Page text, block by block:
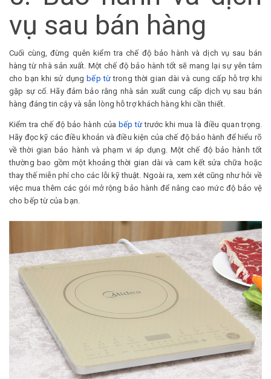
vụ sau bán hàng
Cuối cùng, đừng quên kiểm tra chế độ bảo hành và dịch vụ sau bán
hàng từ nhà sản xuất. Một chế độ bảo hành tốt sẽ mang lại sự yên tâm
cho bạn khi sử dụng bếp từ trong thời gian dài và cung cấp hỗ trợ khi
gặp sự cố. Hãy đảm bảo rằng nhà sản xuất cung cấp dịch vụ sau bán
hàng đáng tin cậy và sẵn lòng hỗ trợ khách hàng khi cần thiết.
Kiểm tra chế độ bảo hành của bếp từtrước khi mua là điều quan trọng.
Hãy đọc kỹ các điều khoản và điều kiện của chế độ bảo hành để hiểu rõ
về thời gian bảo hành và phạm vi áp dụng. Một chế độ bảo hành tốt
thường bao gồm một khoảng thời gian dài và cam kết sửa chữa hoặc
thay thế miễn phí cho các lỗi kỹ thuật. Ngoài ra, xem xét cũng như hỏi về
việc mua thêm các gói mở rộng bảo hành để nâng cao mức độ bảo vệ
cho bếp từ của bạn.